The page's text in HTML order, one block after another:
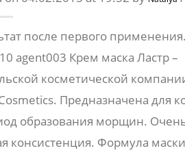
после первого применения.
agent003 Крем маска Ластр –
косметической
Предназначена для
образования морщин.
консистенция. Формула маски